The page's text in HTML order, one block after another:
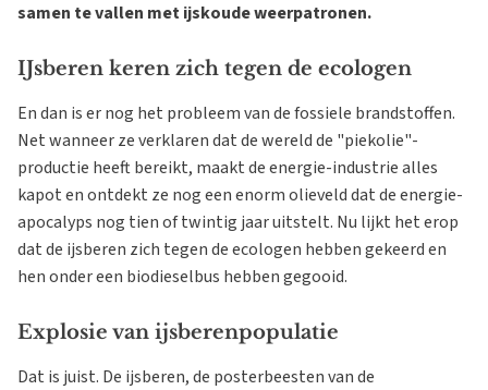
samen te vallen met ijskoude weerpatronen.
IJsberen keren zich tegen de ecologen
En dan is er nog het probleem van de fossiele brandstoffen.
Net wanneer ze verklaren dat de wereld de "piekolie"-
productie heeft bereikt, maakt de energie-industrie alles
kapot en ontdekt ze nog een enorm olieveld dat de energie-
apocalyps nog tien of twintig jaar uitstelt. Nu lijkt het erop
dat de ijsberen zich tegen de ecologen hebben gekeerd en
hen onder een biodieselbus hebben gegooid.
Explosie van ijsberenpopulatie
Dat is juist. De ijsberen, de posterbeesten van de